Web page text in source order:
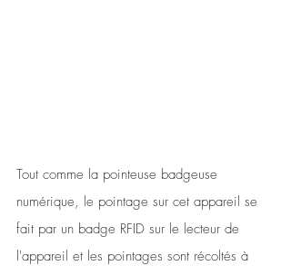
Tout comme la pointeuse badgeuse
numérique, le pointage sur cet appareil se
fait par un badge RFID sur le lecteur de
l'appareil et les pointages sont récoltés à